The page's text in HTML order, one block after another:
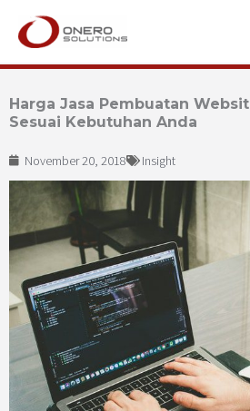
Lewati
Harga Jasa Pembuatan
Sesuai Kebutuhan Anda
November 20, 2018 Insight